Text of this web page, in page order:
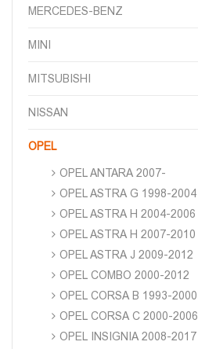
MERCEDES-BENZ
MINI
MITSUBISHI
NISSAN
OPEL
OPEL ANTARA 2007-
OPEL ASTRA G 1998-2004
OPEL ASTRA H 2004-2006
OPEL ASTRA H 2007-2010
OPEL ASTRA J 2009-2012
OPEL COMBO 2000-2012
OPEL CORSA B 1993-2000
OPEL CORSA C 2000-2006
OPEL INSIGNIA 2008-2017